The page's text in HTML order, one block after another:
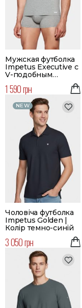
Мужская футболка
Impetus Executive с
V-подобным
серый
1 590 грн
NEW
Чоловіча футболка
Impetus Golden |
Колір темно-синій
3 050 грн